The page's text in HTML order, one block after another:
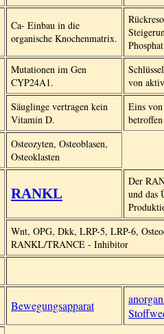
Ca- Einbau in die
organische Knochenmatrix.
Phosphat
Mutationen im Gen
CYP24A1.
von
Säuglinge vertragen kein
Vitamin D.
Eins
betroffen
Osteozyten, Osteoblasen,
Osteoklasten
RANKL
Der
und das
Wnt, OPG, Dkk, LRP-5, LRP-6,
RANKL/TRANCE - Inhibitor
Bewegungsapparat